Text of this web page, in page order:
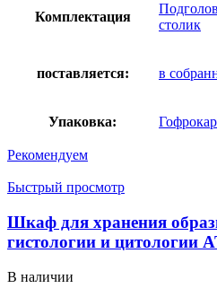
Комплектация
столик
поставляется: в
Упаковка:
Рекомендуем
Быстрый просмотр
Шкаф для хранения
гистологии и цитологии
В наличии